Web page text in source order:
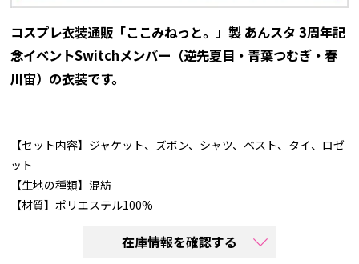
コスプレ衣装通販「ここみねっと。」製 あんスタ 3周年記
念イベントSwitchメンバー（逆先夏目・青葉つむぎ・春
川宙）の衣装です。
【セット内容】ジャケット、ズボン、シャツ、ベスト、タイ、ロゼ
ット
【生地の種類】混紡
【材質】ポリエステル100%
在庫情報を確認する